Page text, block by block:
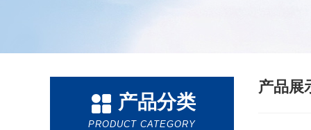
产品分类
PRODUCT CATEGORY
产品展